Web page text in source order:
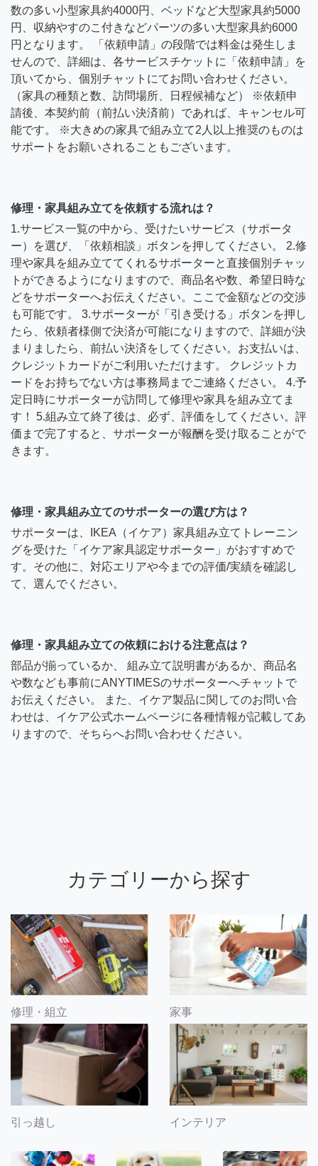
数の多い小型家具約4000円、ベッドなど大型家具約5000
円、収納やすのこ付きなどパーツの多い大型家具約6000
円となります。 「依頼申請」の段階では料金は発生しま
せんので、詳細は、各サービスチケットに「依頼申請」を
頂いてから、個別チャットにてお問い合わせください。
（家具の種類と数、訪問場所、日程候補など） ※依頼申
請後、本契約前（前払い決済前）であれば、キャンセル可
能です。 ※大きめの家具で組み立て2人以上推奨のものは
サポートをお願いされることもございます。
修理・家具組み立てを依頼する流れは？
1.サービス一覧の中から、受けたいサービス（サポータ
ー）を選び、「依頼相談」ボタンを押してください。 2.修
理や家具を組み立ててくれるサポーターと直接個別チャッ
トができるようになりますので、商品名や数、希望日時な
どをサポーターへお伝えください。ここで金額などの交渉
も可能です。 3.サポーターが「引き受ける」ボタンを押し
たら、依頼者様側で決済が可能になりますので、詳細が決
まりましたら、前払い決済をしてください。お支払いは、
クレジットカードがご利用いただけます。 クレジットカ
ードをお持ちでない方は事務局までご連絡ください。 4.予
定日時にサポーターが訪問して修理や家具を組み立てま
す！ 5.組み立て終了後は、必ず、評価をしてください。評
価まで完了すると、サポーターが報酬を受け取ることがで
きます。
修理・家具組み立てのサポーターの選び方は？
サポーターは、IKEA（イケア）家具組み立てトレーニン
グを受けた「イケア家具認定サポーター」がおすすめで
す。その他に、対応エリアや今までの評価/実績を確認し
て、選んでください。
修理・家具組み立ての依頼における注意点は？
部品が揃っているか、 組み立て説明書があるか、商品名
や数なども事前にANYTIMESのサポーターへチャットで
お伝えください。 また、イケア製品に関してのお問い合
わせは、イケア公式ホームページに各種情報が記載してあ
りますので、そちらへお問い合わせください。
カテゴリーから探す
修理・組立 家事
引っ越し インテリア